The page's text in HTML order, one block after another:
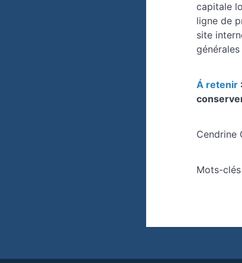
capitale
ligne de
site
Á retenir
Cendrine
Mots-clés